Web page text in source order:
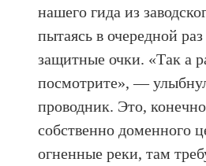
нашего гида из
пытаясь в очередной
защитные очки. «Так а
посмотрите», —
проводник. Это,
собственно доменного
огненные реки, там